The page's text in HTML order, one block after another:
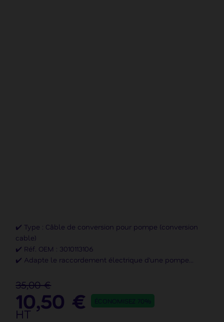
✔️ Type : Câble de conversion pour pompe (conversion
cable)
✔️ Réf. OEM : 3010113106
✔️ Adapte le raccordement électrique d’une pompe
Arizona 3xx, Canon Océ Arizona 4xx (+6 séries)
✔️ Marque : Canon Océ
35,00 €
10,50 € ÉCONOMISEZ 70%
HT